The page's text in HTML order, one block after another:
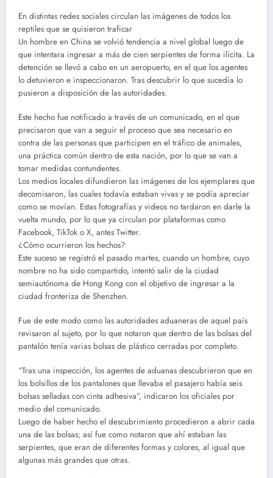
En distintas redes sociales circulan las imágenes de todos los
reptiles que se quisieron traficar
Un hombre en China se volvió tendencia a nivel global luego de
que intentara ingresar a más de cien serpientes de forma ilícita. La
detención se llevó a cabo en un aeropuerto, en el que los agentes
lo detuvieron e inspeccionaron. Tras descubrir lo que sucedía lo
pusieron a disposición de las autoridades.
Este hecho fue notificado a través de un comunicado, en el que
precisaron que van a seguir el proceso que sea necesario en
contra de las personas que participen en el tráfico de animales,
una práctica común dentro de esta nación, por lo que se van a
tomar medidas contundentes.
Los medios locales difundieron las imágenes de los ejemplares que
decomisaron, las cuales todavía estaban vivas y se podía apreciar
como se movían. Estas fotografías y videos no tardaron en darle la
vuelta mundo, por lo que ya circulan por plataformas como
Facebook, TikTok o X, antes Twitter.
¿Cómo ocurrieron los hechos?
Este suceso se registró el pasado martes, cuando un hombre, cuyo
nombre no ha sido compartido, intentó salir de la ciudad
semiautónoma de Hong Kong con el objetivo de ingresar a la
ciudad fronteriza de Shenzhen.
Fue de este modo como las autoridades aduaneras de aquel país
revisaron al sujeto, por lo que notaron que dentro de las bolsas del
pantalón tenía varias bolsas de plástico cerradas por completo.
“Tras una inspección, los agentes de aduanas descubrieron que en
los bolsillos de los pantalones que llevaba el pasajero había seis
bolsas selladas con cinta adhesiva”, indicaron los oficiales por
medio del comunicado.
Luego de haber hecho el descubrimiento procedieron a abrir cada
una de las bolsas; así fue como notaron que ahí estaban las
serpientes, que eran de diferentes formas y colores, al igual que
algunas más grandes que otras.